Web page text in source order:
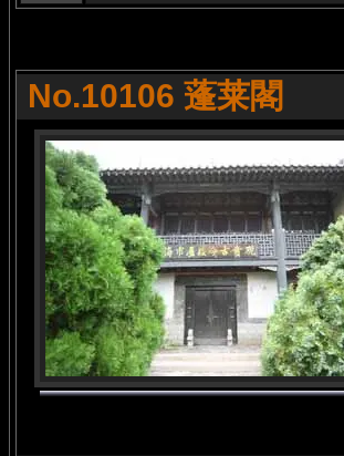
No.10106 蓬莱閣